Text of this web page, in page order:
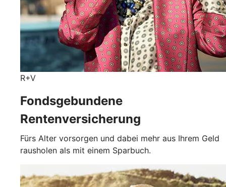
R+V
Fondsgebundene
Rentenversicherung
Fürs Alter vorsorgen und dabei mehr aus Ihrem Geld
rausholen als mit einem Sparbuch.